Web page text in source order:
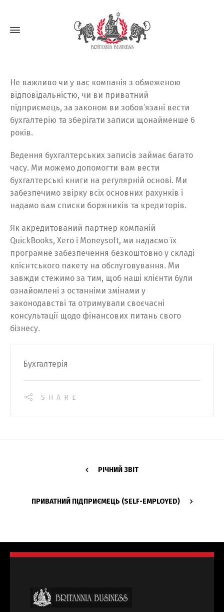
Не важливо чи у вас компанія з обмеженою
відповідальністю, чи ви приватний
підприємець, за законом ви зобов’язані вести
бухгалтерію та зберігати записи щонайменше 6
років.
Ведення бухгалтерських записів займає багато
часу. Ми можемо допомогти вам вести
бухгалтерські книги на регулярній основі. Ми
забезпечимо звірку всіх основних рахунків і
надамо вам списки боржників та кредиторів.
Як акредитований партнер компаній
QuickBooks, Xero і Moneysoft, ми надаємо їх
програмне забезпечення безкоштовно у складі
клієнтського пакету на обслуговування. Ми
завжди стежимо за тим, щоб наші клієнти були
ознайомлені з останніми змінами у
законодавстві та отримували своєчасні
консультації щодо фінансових питань свого
бізнесу.
Бухгалтерія
SHARE
РІЧНИЙ ЗВІТ
ПРИВАТНИЙ ПІДПРИЄМЕЦЬ (SELF-EMPLOYED)